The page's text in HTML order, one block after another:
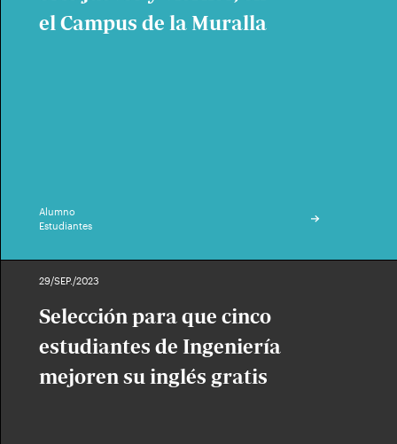
el Campus de la Muralla
Alumno
Estudiantes
29/SEP./2023
Selección para que cinco
estudiantes de Ingeniería
mejoren su inglés gratis